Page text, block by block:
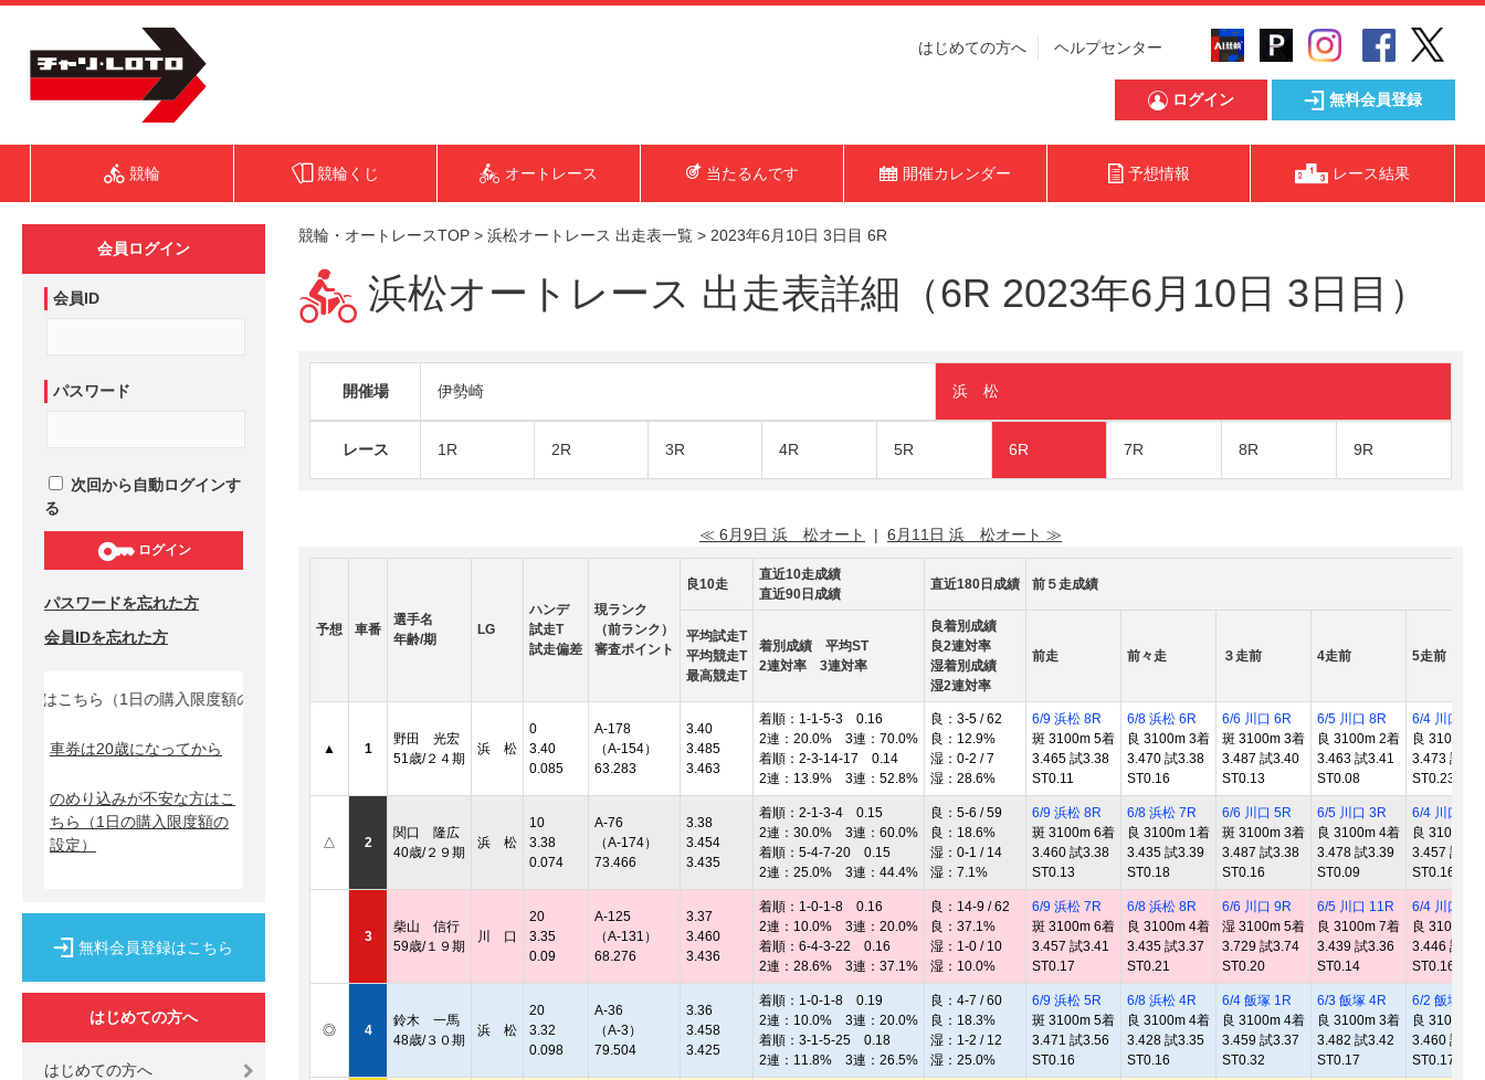
はじめての方へ ヘルプセンター
ログイン 無料会員登録
競輪 競輪くじ オートレース 当たるんです 開催カレンダー 予想情報 レース結果
会員ログイン
会員ID
パスワード
次回から自動ログインす
る
ログイン
パスワードを忘れた方
会員IDを忘れた方
こちら（1日の購入限度額の設定）↓
車券は20歳になってから
のめり込みが不安な方はこ
ちら
（1日の購入限度額の
設定）
無料会員登録はこちら
はじめての方へ
はじめての方へ
競輪・オートレースTOP > 浜松オートレース 出走表一覧 > 2023年6月10日 3日目 6R
浜松オートレース 出走表詳細（6R 2023年6月10日 3日目）
開催場 伊勢崎 浜 松
レース 1R 2R 3R 4R 5R 6R 7R 8R 9R
≪ 6月9日 浜 松オート | 6月11日 浜 松オート ≫
予想 車番
選手名
年齢/期
LG
ハンデ
試走T
試走偏差
現ランク
（前ランク）
審査ポイント
良10走
直近10走成績
直近90日成績
直近180日成績 前５走成績
平均試走T
平均競走T
最高競走T
着別成績 平均ST
2連対率 3連対率
良着別成績
良2連対率
湿着別成績
湿2連対率
前走 前々走 ３走前 4走前 5走前
▲ 1
野田 光宏
51歳/２４期
浜 松
0
3.40
0.085
A-178
（A-154）
63.283
3.40
3.485
3.463
着順：1-1-5-3 0.16
2連：20.0% 3連：70.0%
着順：2-3-14-17 0.14
2連：13.9% 3連：52.8%
良：3-5 / 62
良：12.9%
湿：0-2 / 7
湿：28.6%
6/9 浜松 8R
斑 3100m 5着
3.465 試3.38
ST0.11
6/8 浜松 6R
良 3100m 3着
3.470 試3.38
ST0.16
6/6 川口 6R
斑 3100m 3着
3.487 試3.40
ST0.13
6/5 川口 8R
良 3100m 2着
3.463 試3.41
ST0.08
6/4 川口 4R
良 3100m 1
3.473 試
ST0.23
△ 2
関口 隆広
40歳/２９期
浜 松
10
3.38
0.074
A-76
（A-174）
73.466
3.38
3.454
3.435
着順：2-1-3-4 0.15
2連：30.0% 3連：60.0%
着順：5-4-7-20 0.15
2連：25.0% 3連：44.4%
良：5-6 / 59
良：18.6%
湿：0-1 / 14
湿：7.1%
6/9 浜松 8R
斑 3100m 6着
3.460 試3.38
ST0.13
6/8 浜松 7R
良 3100m 1着
3.435 試3.39
ST0.18
6/6 川口 5R
斑 3100m 3着
3.487 試3.38
ST0.16
6/5 川口 3R
良 3100m 4着
3.478 試3.39
ST0.09
6/4 川口 6R
良 3100m 5
3.457 試
ST0.16
3
柴山 信行
59歳/１９期
川 口
20
3.35
0.09
A-125
（A-131）
68.276
3.37
3.460
3.436
着順：1-0-1-8 0.16
2連：10.0% 3連：20.0%
着順：6-4-3-22 0.16
2連：28.6% 3連：37.1%
良：14-9 / 62
良：37.1%
湿：1-0 / 10
湿：10.0%
6/9 浜松 7R
斑 3100m 6着
3.457 試3.41
ST0.17
6/8 浜松 8R
良 3100m 4着
3.435 試3.37
ST0.21
6/6 川口 9R
湿 3100m 5着
3.729 試3.74
ST0.20
6/5 川口 11R
良 3100m 7着
3.439 試3.36
ST0.14
6/4 川口 6R
良 3100m 3
3.446 試
ST0.16
◎ 4
鈴木 一馬
48歳/３０期
浜 松
20
3.32
0.098
A-36
（A-3）
79.504
3.36
3.458
3.425
着順：1-0-1-8 0.19
2連：10.0% 3連：20.0%
着順：3-1-5-25 0.18
2連：11.8% 3連：26.5%
良：4-7 / 60
良：18.3%
湿：1-2 / 12
湿：25.0%
6/9 浜松 5R
斑 3100m 5着
3.471 試3.56
ST0.16
6/8 浜松 4R
良 3100m 4着
3.428 試3.35
ST0.16
6/4 飯塚 1R
良 3100m 4着
3.459 試3.37
ST0.32
6/3 飯塚 4R
良 3100m 3着
3.482 試3.42
ST0.17
6/2 飯塚
良 3100m 4
3.460 試
ST0.17